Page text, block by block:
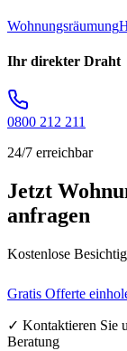
Wohnungsräumung
Ihr direkter Draht
0800 212 211
24/7 erreichbar
Jetzt
anfragen
Kostenlose
Gratis Offerte
✓ Kontaktieren Sie
Beratung